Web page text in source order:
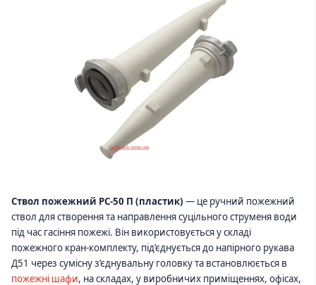
Ствол пожежний РС-50 П (пластик) — це ручний пожежний
ствол для створення та направлення суцільного струменя води
під час гасіння пожежі. Він використовується у складі
пожежного кран-комплекту, під’єднується до напірного рукава
Д51 через сумісну з’єднувальну головку та встановлюється в
пожежні шафи, на складах, у виробничих приміщеннях, офісах,